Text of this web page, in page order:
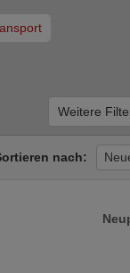
Weitere
nach: